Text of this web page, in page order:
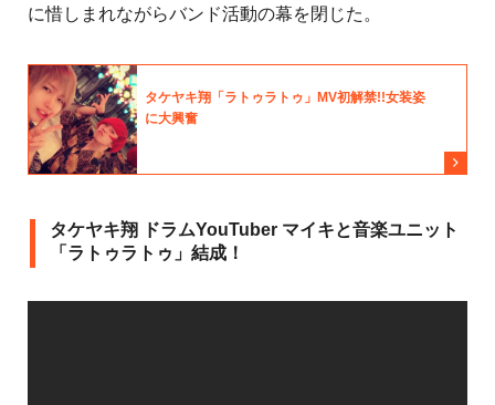
に惜しまれながらバンド活動の幕を閉じた。
タケヤキ翔 ドラムYouTuber マイキと音楽ユニット
「ラトゥラトゥ」結成！